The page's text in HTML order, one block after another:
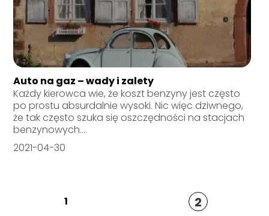
Auto na gaz – wady i zalety
Każdy kierowca wie, że koszt benzyny jest często
po prostu absurdalnie wysoki. Nic więc dziwnego,
że tak często szuka się oszczędności na stacjach
benzynowych....
2021-04-30
1 2